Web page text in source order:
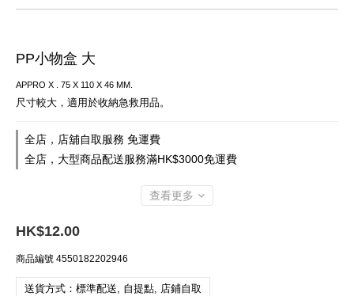
PP小物盒 大
APPRO X . 75 X 110 X 46 MM.
尺寸較大，適用於收納急救用品。
全店，店舖自取服務 免運費
全店，大型商品配送服務滿HK$3000免運費
查看更多
HK$12.00
商品編號 4550182202946
送貨方式：標準配送, 自提點, 店鋪自取